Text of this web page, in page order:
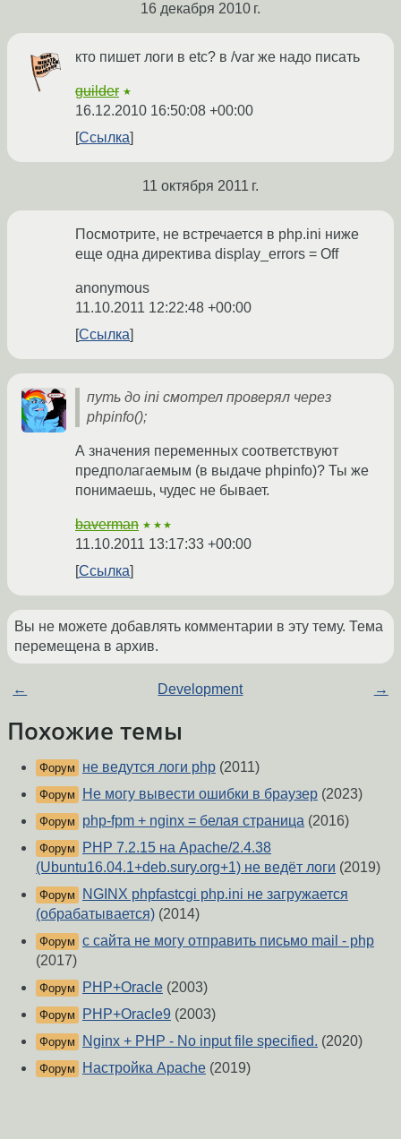
16 декабря 2010 г.
кто пишет логи в etc? в /var же надо писать
guilder ★
16.12.2010 16:50:08 +00:00
Ссылка
11 октября 2011 г.
Посмотрите, не встречается в php.ini ниже
еще одна директива display_errors = Off
anonymous
11.10.2011 12:22:48 +00:00
Ссылка
путь до ini смотрел проверял через
phpinfo();
А значения переменных соответствуют
предполагаемым (в выдаче phpinfo)? Ты же
понимаешь, чудес не бывает.
baverman ★★★
11.10.2011 13:17:33 +00:00
Ссылка
Вы не можете добавлять комментарии в эту тему. Тема
перемещена в архив.
← Development →
Похожие темы
Форум не ведутся логи php (2011)
Форум Не могу вывести ошибки в браузер (2023)
Форум php-fpm + nginx = белая страница (2016)
Форум
PHP 7.2.15 на Apache/2.4.38
(Ubuntu16.04.1+deb.sury.org+1) не ведёт логи (2019)
Форум
NGINX phpfastcgi php.ini не загружается
(обрабатывается) (2014)
Форум с сайта не могу отправить письмо mail - php
(2017)
Форум PHP+Oracle (2003)
Форум PHP+Oracle9 (2003)
Форум Nginx + PHP - No input file specified. (2020)
Форум Настройка Apache (2019)